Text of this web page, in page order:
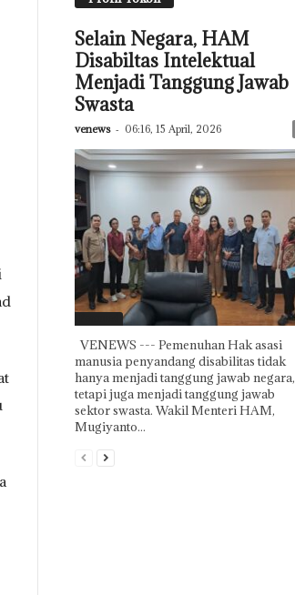
Selain Negara, HAM
Disabiltas Intelektual
Menjadi Tanggung Jawab
Swasta
venews - 06:16, 15 April, 2026
VENEWS --- Pemenuhan Hak asasi
manusia penyandang disabilitas tidak
hanya menjadi tanggung jawab negara,
tetapi juga menjadi tanggung jawab
sektor swasta. Wakil Menteri HAM,
Mugiyanto...